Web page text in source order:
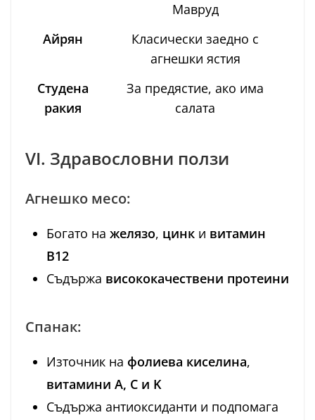
Мавруд
Айрян
Класически заедно с
агнешки ястия
Студена
ракия
За предястие, ако има
салата
VI. Здравословни ползи
Агнешко месо:
Богато на желязо, цинк и витамин
В12
Съдържа висококачествени протеини
Спанак:
Източник на фолиева киселина,
витамини А, C и K
Съдържа антиоксиданти и подпомага